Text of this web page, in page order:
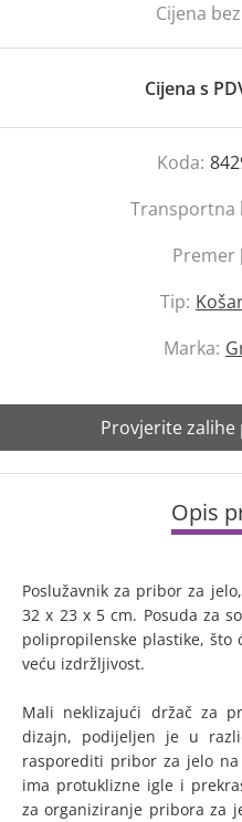
Cijena
Cijena s
Koda:
Transportna
Premer
Tip:
Marka:
Provjerite zalihe
Opis
Poslužavnik za pribor za
32 x 23 x 5 cm. Posuda za
polipropilenske plastike,
veću izdržljivost.
Mali neklizajući držač za
dizajn, podijeljen je u
rasporediti pribor za jelo
ima protuklizne igle i
za organiziranje pribora za